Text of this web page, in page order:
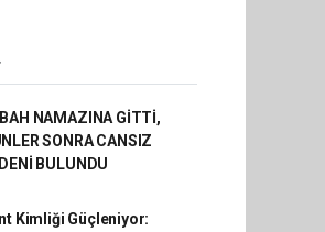
NAMAZINA GİTTİ,
SONRA CANSIZ
BULUNDU
Kimliği Güçleniyor: